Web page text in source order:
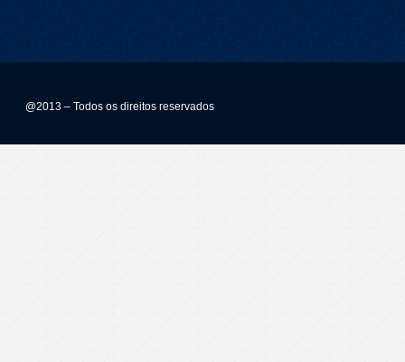
@2013 – Todos os direitos reservados